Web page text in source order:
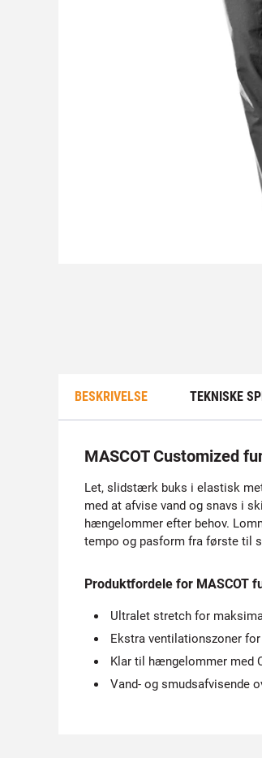
BESKRIVELSE TEKNISKE
MASCOT Customized
Let, slidstærk buks i elastisk
med at afvise vand og snavs i
hængelommer efter behov.
tempo og pasform fra første til
Produktfordele for MASCOT
Ultralet stretch for
Ekstra ventilationszoner
Klar til hængelommer med
Vand- og smudsafvisende